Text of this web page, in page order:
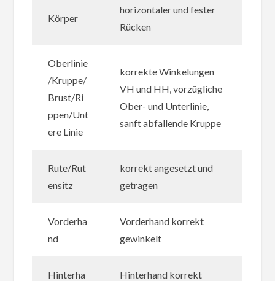
Körper
horizontaler und fester
Rücken
Oberlinie
/Kruppe/
Brust/Ri
ppen/Unt
ere Linie
korrekte Winkelungen
VH und HH, vorzügliche
Ober- und Unterlinie,
sanft abfallende Kruppe
Rute/Rut
ensitz
korrekt angesetzt und
getragen
Vorderha
nd
Vorderhand korrekt
gewinkelt
Hinterha
Hinterhand korrekt